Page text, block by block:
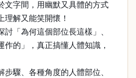
字間，用幽默又具體的方式
理解又能笑開懷！
「為何這個部位長這樣」、
作的」，真正搞懂人體知識，
驟、各種角度的人體部位、